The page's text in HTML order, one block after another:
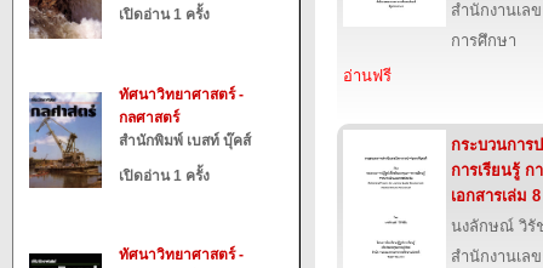
เปิดอ่าน 1 ครั้ง
ทัศนาวิทยาศาสตร์ -
กลศาสตร์
สำนักพิมพ์ เบสท์ บุ๊คส์
เปิดอ่าน 1 ครั้ง
ทัศนาวิทยาศาสตร์ -
สำนักงานเล
การศึกษา
อ่านฟรี
กระบวนกา
การเรียนรู้ ก
เอกสารเล่ม 8
นงลักษณ์ วิรั
สำนักงานเล